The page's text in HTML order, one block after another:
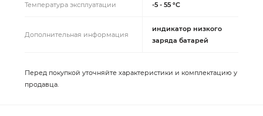
Температура эксплуатации -5 - 55 °C
Дополнительная информация
индикатор низкого
заряда батарей
Перед покупкой уточняйте характеристики и комплектацию у
продавца.